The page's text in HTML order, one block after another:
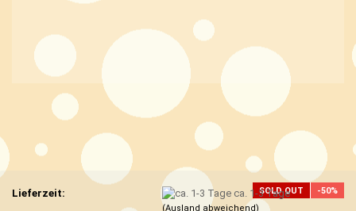
SOLD OUT -50%
Lieferzeit: ca. 1-3 Tage
(Ausland abweichend)